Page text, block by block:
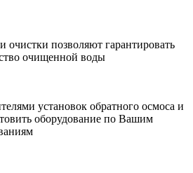
позволяют гарантировать
очищенной воды
установок обратного осмоса и
оборудование по Вашим